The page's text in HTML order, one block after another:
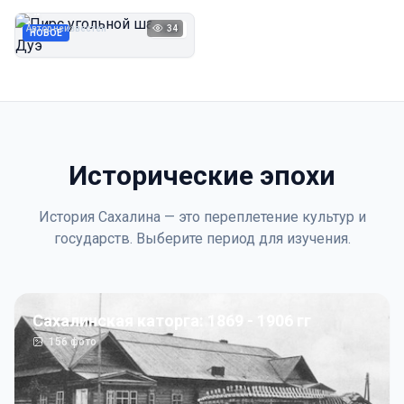
НОВОЕ 1923
Автор неизвестен 34
Исторические эпохи
История Сахалина — это переплетение культур и
государств. Выберите период для изучения.
Сахалинская каторга: 1869 - 1906 гг
156фото